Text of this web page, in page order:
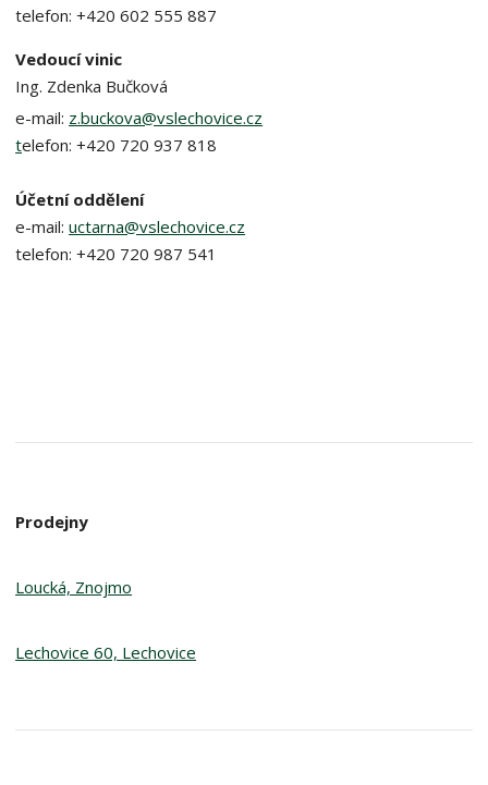
telefon: +420 602 555 887
Vedoucí vinic
Ing. Zdenka Bučková
e-mail: z.buckova@vslechovice.cz
telefon: +420 720 937 818
Účetní oddělení
e-mail:uctarna@vslechovice.cz
telefon: +420 720 987 541
Prodejny
Loucká, Znojmo
Lechovice 60, Lechovice